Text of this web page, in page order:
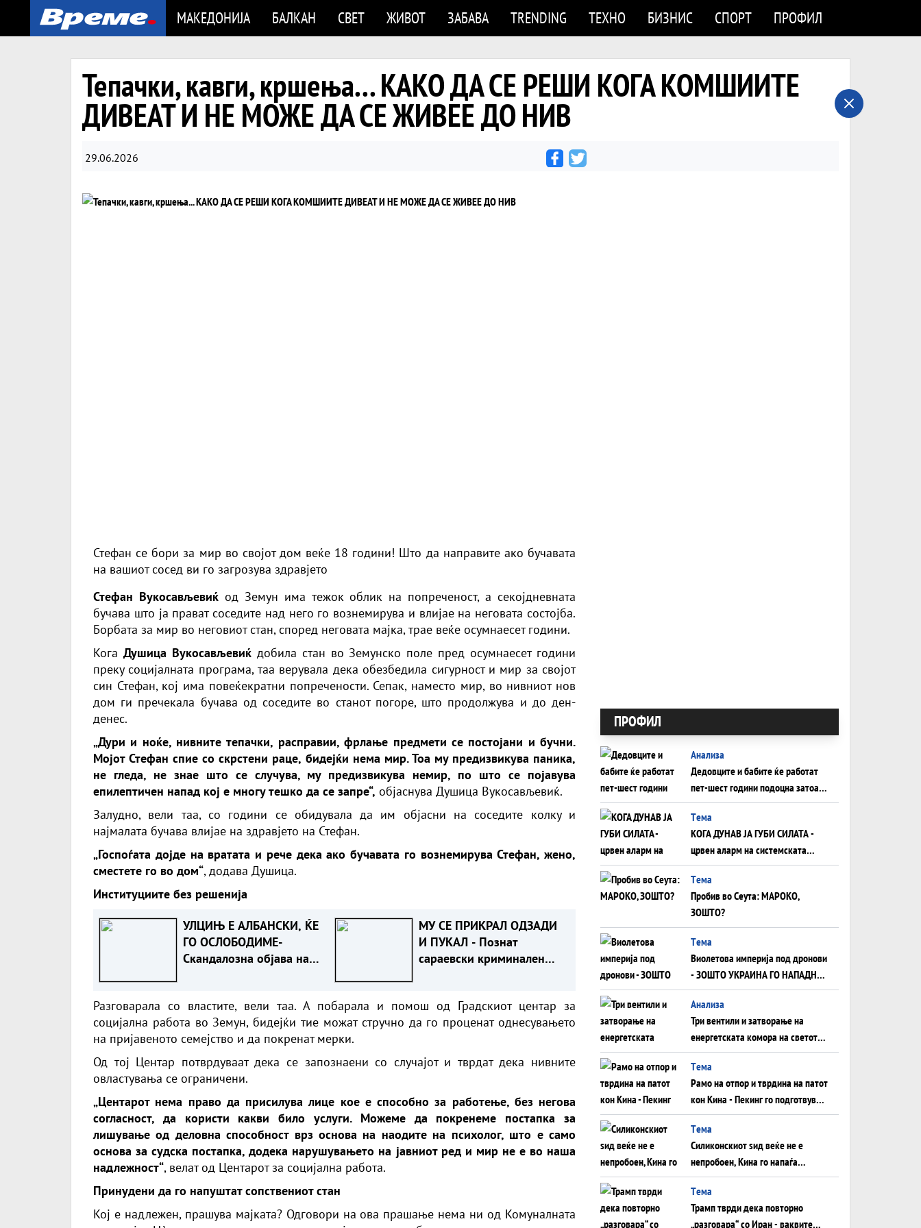
МАКЕДОНИЈА БАЛКАН СВЕТ ЖИВОТ ЗАБАВА TRENDING ТЕХНО БИЗНИС СПОРТ ПРОФИЛ
Тепачки, кавги, кршења... КАКО ДА СЕ РЕШИ КОГА КОМШИИТЕ
ДИВЕАТ И НЕ МОЖЕ ДА СЕ ЖИВЕЕ ДО НИВ
29.06.2026
Стефан се бори за мир во својот дом веќе 18 години! Што да направите ако бучавата
на вашиот сосед ви го загрозува здравјето
Стефан Вукосављевиќод Земун има тежок облик на попреченост, а секојдневната
бучава што ја прават соседите над него го вознемирува и влијае на неговата состојба.
Борбата за мир во неговиот стан, според неговата мајка, трае веќе осумнаесет години.
Кога Душица Вукосављевиќдобила стан во Земунско поле пред осумнаесет години
преку социјалната програма, таа верувала дека обезбедила сигурност и мир за својот
син Стефан, кој има повеќекратни попречености. Сепак, наместо мир, во нивниот нов
дом ги пречекала бучава од соседите во станот погоре, што продолжува и до ден-
денес.
„Дури и ноќе, нивните тепачки, расправии, фрлање предмети се постојани и бучни.
Мојот Стефан спие со скрстени раце, бидејќи нема мир. Тоа му предизвикува паника,
не гледа, не знае што се случува, му предизвикува немир, по што се појавува
епилептичен напад кој е многу тешко да се запре“, објаснува Душица Вукосављевиќ.
Залудно, вели таа, со години се обидувала да им објасни на соседите колку и
најмалата бучава влијае на здравјето на Стефан.
„Госпоѓата дојде на вратата и рече дека ако бучавата го вознемирува Стефан, жено,
сместете го во дом“, додава Душица.
Институциите без решенија
УЛЦИЊ Е АЛБАНСКИ, ЌЕ
ГО ОСЛОБОДИМЕ-
Скандалозна објава на
МУ СЕ ПРИКРАЛ ОДЗАДИ
И ПУКАЛ - Познат
сараевски криминален
Разговарала со властите, вели таа. А побарала и помош од Градскиот центар за
социјална работа во Земун, бидејќи тие можат стручно да го проценат однесувањето
на пријавеното семејство и да покренат мерки.
Од тој Центар потврдуваат дека се запознаени со случајот и тврдат дека нивните
овластувања се ограничени.
„Центарот нема право да присилува лице кое е способно за работење, без негова
согласност, да користи какви било услуги. Можеме да покренеме постапка за
лишување од деловна способност врз основа на наодите на психолог, што е само
основа за судска постапка, додека нарушувањето на јавниот ред и мир не е во наша
надлежност“, велат од Центарот за социјална работа.
Принудени да го напуштат сопствениот стан
Кој е надлежен, прашува мајката? Одговори на ова прашање нема ни од Комуналната
ПРОФИЛ
Анализа
Дедовците и бабите ќе работат
пет-шест години подоцна затоа
што НЕМААТ ВНУЦИ ДА ГИ
ЗАМЕНАТ
Tема
КОГА ДУНАВ ЈА ГУБИ СИЛАТА -
црвен аларм на системската
плоча од јужна Германија до
Црното Море...
Tема
Пробив во Сеута: МАРОКО,
ЗОШТО?
Tема
Виолетова империја под дронови
- ЗОШТО УКРАИНА ГО НАПАДНА
РУСКИОТ WILDBERRIES
Aнализа
Три вентили и затворање на
енергетската комора на светот:
Нападот во Суец најавува
глобален енергетски инфаркт?
Tема
Рамо на отпор и тврдина на патот
кон Кина - Пекинг го подготвува
Иран за американска копнена
инвазија
Tема
Силиконскиот ѕид веќе не е
непробоен, Кина го напаѓа
последниот голем монопол на
Западот?
Tема
Трамп тврди дека повторно
„разговара“ со Иран - ваквите